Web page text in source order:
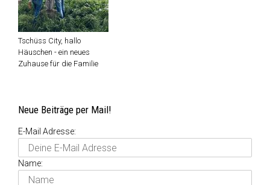
Tschüss City, hallo
Häuschen - ein neues
Zuhause für die Familie
Neue Beiträge per Mail!
E-Mail Adresse:
Name: